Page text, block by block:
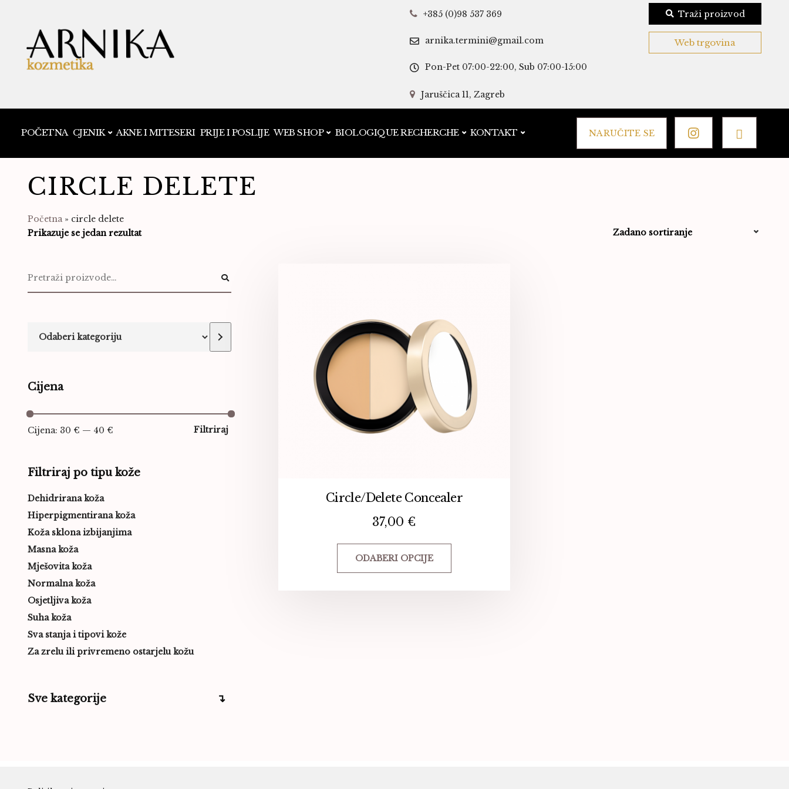
+385 (0)98 537 369
arnika.termini@gmail.com
Pon-Pet 07:00-22:00, Sub 07:00-15:00
Jaruščica 11, Zagreb
Traži proizvod
Web trgovina
POČETNA CJENIK AKNE I MITESERI PRIJE I POSLIJE WEB SHOP BIOLOGIQUE RECHERCHE KONTAKT NARUČITE SE
CIRCLE DELETE
Početna» circle delete
Prikazuje se jedan rezultat
Cijena
Filtriraj
Cijena: 30 € — 40 €
Filtriraj po tipu kože
Dehidrirana koža
Hiperpigmentirana koža
Koža sklona izbijanjima
Masna koža
Mješovita koža
Normalna koža
Osjetljiva koža
Suha koža
Sva stanja i tipovi kože
Za zrelu ili privremeno ostarjelu kožu
Sve kategorije
Circle/Delete Concealer
37,00 €
ODABERI OPCIJE